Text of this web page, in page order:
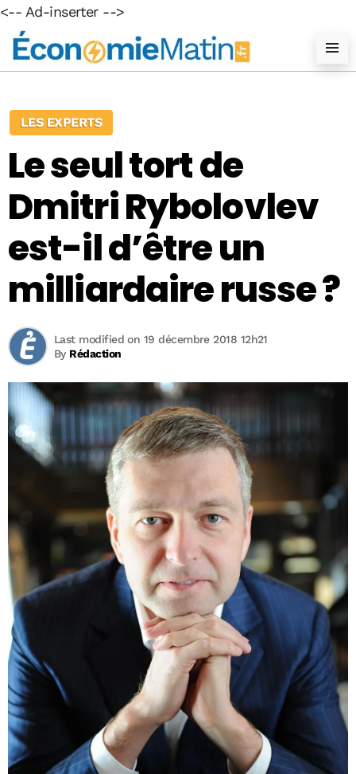
<-- Ad-inserter -->
LES EXPERTS
Le seul tort de
Dmitri Rybolovlev
est-il d’être un
milliardaire russe ?
By Rédaction
Last modified on 19 décembre 2018 12h21